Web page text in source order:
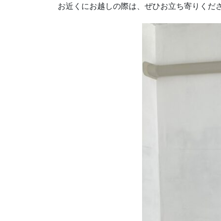
お近くにお越しの際は、ぜひお立ち寄りくだ